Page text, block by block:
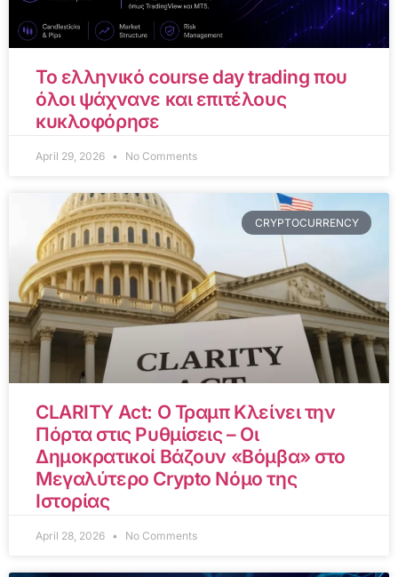
Το ελληνικό course day trading που
όλοι ψάχνανε και επιτέλους
κυκλοφόρησε
April 29, 2026 No Comments
CRYPTOCURRENCY
CLARITY Act: Ο Τραμπ Κλείνει την
Πόρτα στις Ρυθμίσεις – Οι
Δημοκρατικοί Βάζουν «Βόμβα» στο
Μεγαλύτερο Crypto Νόμο της
Ιστορίας
April 28, 2026 No Comments